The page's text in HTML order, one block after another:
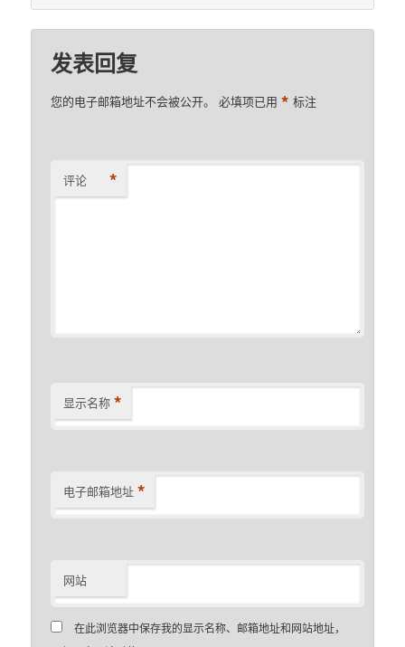
发表回复
您的电子邮箱地址不会被公开。 必填项已用* 标注
评论 *
显示名称 *
电子邮箱地址 *
网站
在此浏览器中保存我的显示名称、邮箱地址和网站地址，